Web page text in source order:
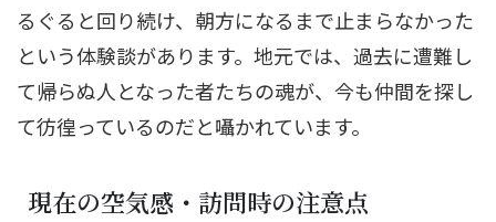
るぐると回り続け、朝方になるまで止まらなかった
という体験談があります。地元では、過去に遭難し
て帰らぬ人となった者たちの魂が、今も仲間を探し
て彷徨っているのだと囁かれています。
現在の空気感・訪問時の注意点